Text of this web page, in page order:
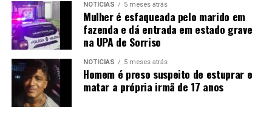
NOTÍCIAS 5 meses atrás
Mulher é esfaqueada pelo marido em
fazenda e dá entrada em estado grave
na UPA de Sorriso
NOTÍCIAS 5 meses atrás
Homem é preso suspeito de estuprar e
matar a própria irmã de 17 anos